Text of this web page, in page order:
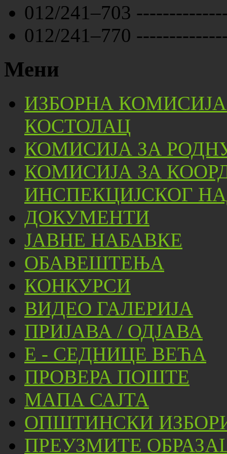
012/241–703
012/241–770
Мени
ИЗБОРНА
КОСТОЛАЦ
КОМИСИЈА ЗА
КОМИСИЈА ЗА
ИНСПЕКЦИЈСКОГ
ДОКУМЕНТИ
ЈАВНЕ НАБАВКЕ
ОБАВЕШТЕЊА
КОНКУРСИ
ВИДЕО ГАЛЕРИЈА
ПРИЈАВА / ОДЈАВА
Е - СЕДНИЦЕ ВЕЋА
ПРОВЕРА ПОШТЕ
МАПА САЈТА
ОПШТИНСКИ
ПРЕУЗМИТЕ